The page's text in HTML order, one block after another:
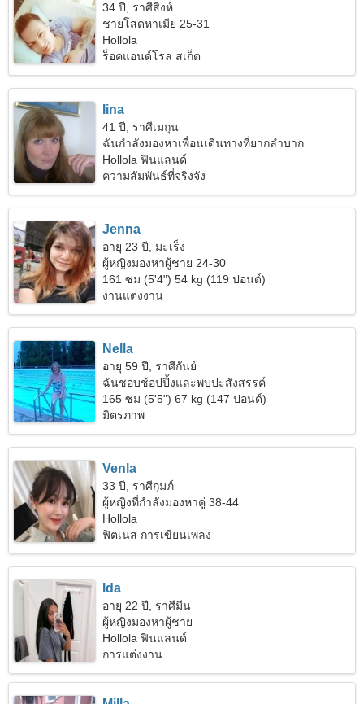
34 ปี, ราศีสิงห์
ชายโสดหาเมีย 25-31
Hollola
ร็อคแอนด์โรล สเก็ต
Iina
41 ปี, ราศีเมถุน
ฉันกำลังมองหาเพื่อนเดินทางที่ยากลำบาก
Hollola ฟินแลนด์
ความสัมพันธ์ที่จริงจัง
Jenna
อายุ 23 ปี, มะเร็ง
ผู้หญิงมองหาผู้ชาย 24-30
161 ซม (5'4") 54 kg (119 ปอนด์)
งานแต่งงาน
Nella
อายุ 59 ปี, ราศีกันย์
ฉันชอบช้อปปิ้งและพบปะสังสรรค์
165 ซม (5'5") 67 kg (147 ปอนด์)
มิตรภาพ
Venla
33 ปี, ราศีกุมภ์
ผู้หญิงที่กำลังมองหาคู่ 38-44
Hollola
ฟิตเนส การเขียนเพลง
Ida
อายุ 22 ปี, ราศีมีน
ผู้หญิงมองหาผู้ชาย
Hollola ฟินแลนด์
การแต่งงาน